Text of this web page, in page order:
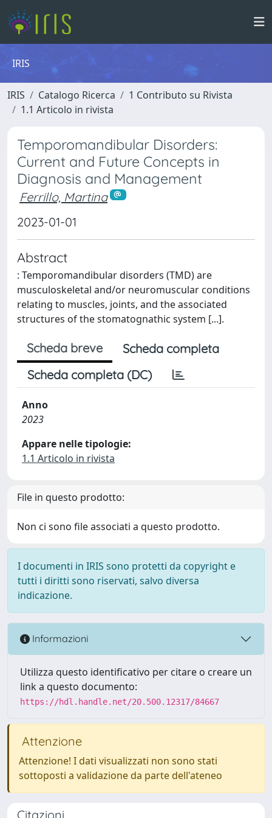
IRIS
IRIS Catalogo Ricerca
1 Contributo su Rivista
1.1 Articolo in rivista
Temporomandibular Disorders:
Current and Future Concepts in
Diagnosis and Management
Ferrillo, Martina
2023-01-01
Abstract
: Temporomandibular disorders (TMD) are
musculoskeletal and/or neuromuscular conditions
relating to muscles, joints, and the associated
structures of the stomatognathic system [...].
Scheda breve
Scheda completa
Scheda completa (DC)
Anno
2023
Appare nelle tipologie:
1.1 Articolo in rivista
File in questo prodotto:
Non ci sono file associati a questo prodotto.
I documenti in IRIS sono protetti da copyright e
tutti i diritti sono riservati, salvo diversa
indicazione.
Informazioni
Utilizza questo identificativo per citare o creare un
link a questo documento:
https://hdl.handle.net/20.500.12317/84667
Attenzione
Attenzione! I dati visualizzati non sono stati
sottoposti a validazione da parte dell'ateneo
Citazioni